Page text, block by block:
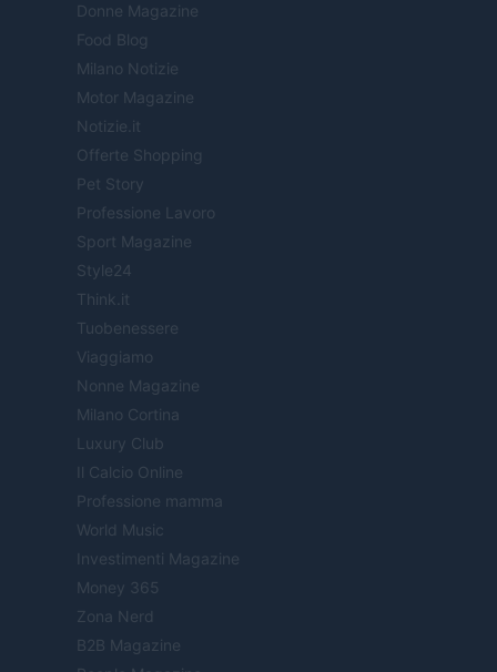
Donne Magazine
Food Blog
Milano Notizie
Motor Magazine
Notizie.it
Offerte Shopping
Pet Story
Professione Lavoro
Sport Magazine
Style24
Think.it
Tuobenessere
Viaggiamo
Nonne Magazine
Milano Cortina
Luxury Club
Il Calcio Online
Professione mamma
World Music
Investimenti Magazine
Money 365
Zona Nerd
B2B Magazine